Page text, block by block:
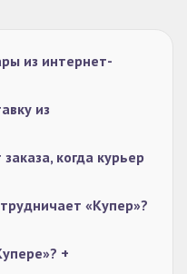
из интернет-
из
когда курьер
«Купер»?
+